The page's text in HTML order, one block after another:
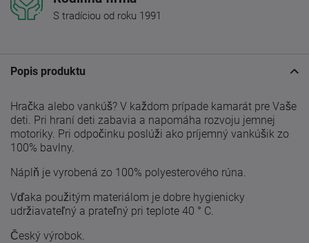
S tradíciou od roku 1991
Popis produktu
Hračka alebo vankúš? V každom prípade kamarát pre Vaše
deti. Pri hraní deti zabavia a napomáha rozvoju jemnej
motoriky. Pri odpočinku poslúži ako príjemný vankúšik zo
100% bavlny.
Náplň je vyrobená zo 100% polyesterového rúna.
Vďaka použitým materiálom je dobre hygienicky
udržiavateľný a prateľný pri teplote 40 ° C.
Český výrobok.